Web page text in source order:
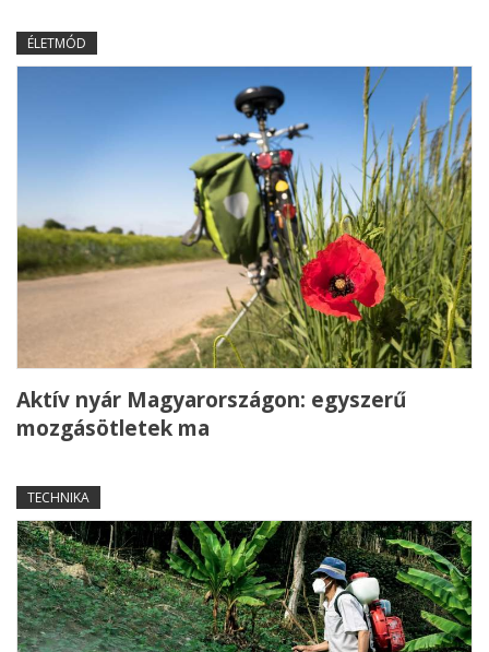
ÉLETMÓD
Aktív nyár Magyarországon: egyszerű
mozgásötletek ma
TECHNIKA